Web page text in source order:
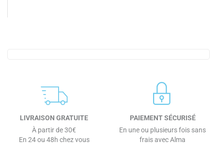
LIVRAISON GRATUITE
À partir de 30€
En 24 ou 48h chez vous
PAIEMENT SÉCURISÉ
En une ou plusieurs fois sans
frais avec Alma